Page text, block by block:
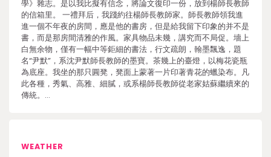
學》雜志。是以我比擬有信念，將論文復印一份，放到楊師長教師
的信箱里。 一禮拜后，我踐約往楊師長教師家。師長教師領我進
進一個不年夜的房間，應是他的書房，但是給我留下印象的并不是
書，而是那房間清雅的作風。家具物品未幾，講究而不局促。墻上
白無余物，僅有一幅中等鉅細的書法，行文疏朗，翰墨飄逸，題
名“尹默”，系沈尹默師長教師的墨寶。茶幾上的臺燈，以梅花瓷瓶
為底座。我坐的那只圓凳，凳面上蒙著一片印著青花的蠟染布。凡
此各種，秀氣、高雅、細膩，或系楊師長教師從老家姑蘇繼續來的
傳統。…
WEATHER